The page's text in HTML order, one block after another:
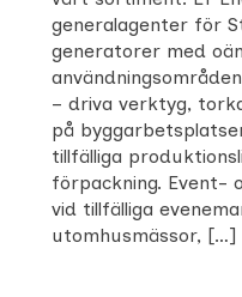
generalagenter för
generatorer med
– driva verktyg,
på
tillfälliga
förpackning. Event-
vid tillfälliga
utomhusmässor, […]